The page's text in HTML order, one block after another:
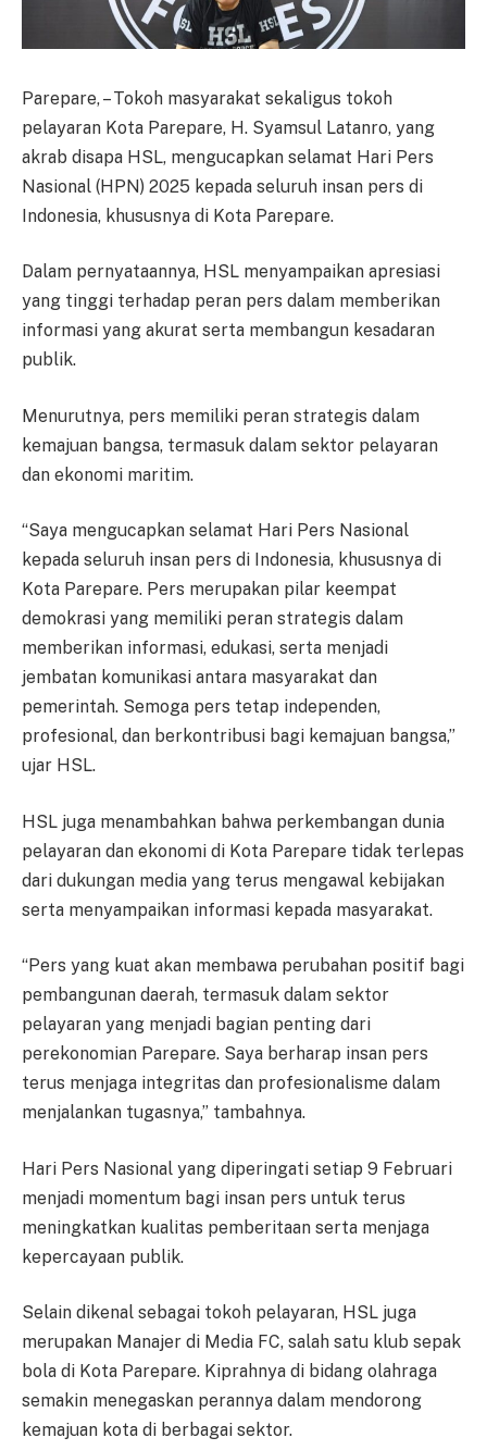
Parepare, – Tokoh masyarakat sekaligus tokoh
pelayaran Kota Parepare, H. Syamsul Latanro, yang
akrab disapa HSL, mengucapkan selamat Hari Pers
Nasional (HPN) 2025 kepada seluruh insan pers di
Indonesia, khususnya di Kota Parepare.
Dalam pernyataannya, HSL menyampaikan apresiasi
yang tinggi terhadap peran pers dalam memberikan
informasi yang akurat serta membangun kesadaran
publik.
Menurutnya, pers memiliki peran strategis dalam
kemajuan bangsa, termasuk dalam sektor pelayaran
dan ekonomi maritim.
“Saya mengucapkan selamat Hari Pers Nasional
kepada seluruh insan pers di Indonesia, khususnya di
Kota Parepare. Pers merupakan pilar keempat
demokrasi yang memiliki peran strategis dalam
memberikan informasi, edukasi, serta menjadi
jembatan komunikasi antara masyarakat dan
pemerintah. Semoga pers tetap independen,
profesional, dan berkontribusi bagi kemajuan bangsa,”
ujar HSL.
HSL juga menambahkan bahwa perkembangan dunia
pelayaran dan ekonomi di Kota Parepare tidak terlepas
dari dukungan media yang terus mengawal kebijakan
serta menyampaikan informasi kepada masyarakat.
“Pers yang kuat akan membawa perubahan positif bagi
pembangunan daerah, termasuk dalam sektor
pelayaran yang menjadi bagian penting dari
perekonomian Parepare. Saya berharap insan pers
terus menjaga integritas dan profesionalisme dalam
menjalankan tugasnya,” tambahnya.
Hari Pers Nasional yang diperingati setiap 9 Februari
menjadi momentum bagi insan pers untuk terus
meningkatkan kualitas pemberitaan serta menjaga
kepercayaan publik.
Selain dikenal sebagai tokoh pelayaran, HSL juga
merupakan Manajer di Media FC, salah satu klub sepak
bola di Kota Parepare. Kiprahnya di bidang olahraga
semakin menegaskan perannya dalam mendorong
kemajuan kota di berbagai sektor.